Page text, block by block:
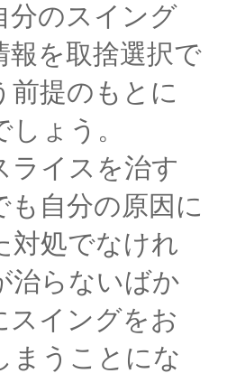
分のスイング
報を取捨選択で
前提のもとに
ょう。
ライスを治す
も自分の原因に
対処でなけれ
治らないばか
スイングをお
まうことにな